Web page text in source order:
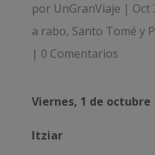
por UnGranViaje | Oct
a rabo, Santo Tomé y
| 0 Comentarios
Viernes, 1 de octubre
Itziar